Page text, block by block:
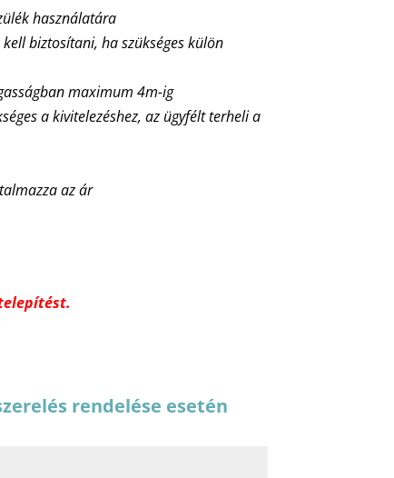
használatára
biztosítani, ha szükséges külön
maximum 4m-ig
a kivitelezéshez, az ügyfélt terheli a
az ár
rendelése esetén